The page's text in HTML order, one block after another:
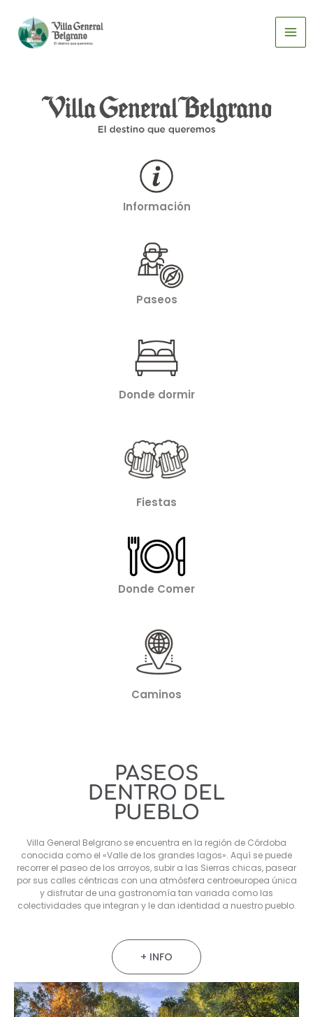
contenido
DESCUBRÍ
INVIERNO EN
Información
Paseos
Donde dormir
Fiestas
Donde Comer
Caminos
PASEOS
DENTRO DEL
PUEBLO
Villa General Belgrano se encuentra en la región de Córdoba
conocida como el «Valle de los grandes lagos». Aquí se puede
recorrer el paseo de los arroyos, subir a las Sierras chicas, pasear
por sus calles céntricas con una atmósfera centroeuropea única
y disfrutar de una gastronomía tan variada como las
colectividades que integran y le dan identidad a nuestro pueblo.
+ INFO